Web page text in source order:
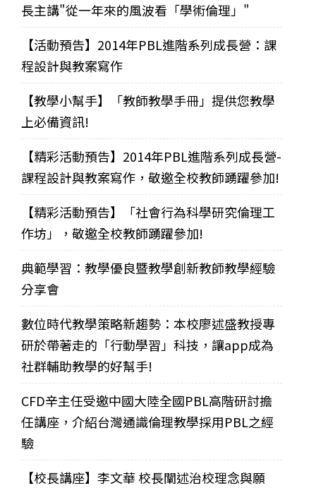
長主講"從一年來的風波看「學術倫理」"
【活動預告】2014年PBL進階系列成長營：課
程設計與教案寫作
【教學小幫手】「教師教學手冊」提供您教學
上必備資訊!
【精彩活動預告】2014年PBL進階系列成長營-
課程設計與教案寫作，敬邀全校教師踴躍參加!
【精彩活動預告】「社會行為科學研究倫理工
作坊」，敬邀全校教師踴躍參加!
典範學習：教學優良暨教學創新教師教學經驗
分享會
數位時代教學策略新趨勢：本校廖述盛教授專
研於帶著走的「行動學習」科技，讓app成為
社群輔助教學的好幫手!
CFD辛主任受邀中國大陸全國PBL高階研討擔
任講座，介紹台灣通識倫理教學採用PBL之經
驗
【校長講座】李文華 校長闡述治校理念與願